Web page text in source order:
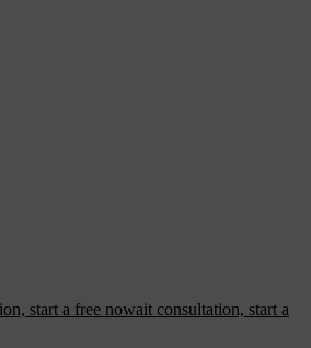
start a free nowait consultation, start a